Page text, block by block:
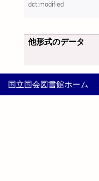
dct:modified
他形式のデータ
国立国会図書館ホーム